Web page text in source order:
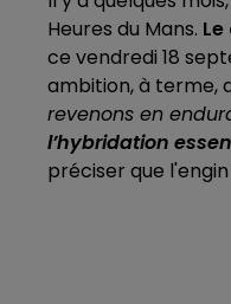
Heures du Mans.
ce vendredi 18
ambition, à terme,
revenons en
l’hybridation
préciser que l'engin